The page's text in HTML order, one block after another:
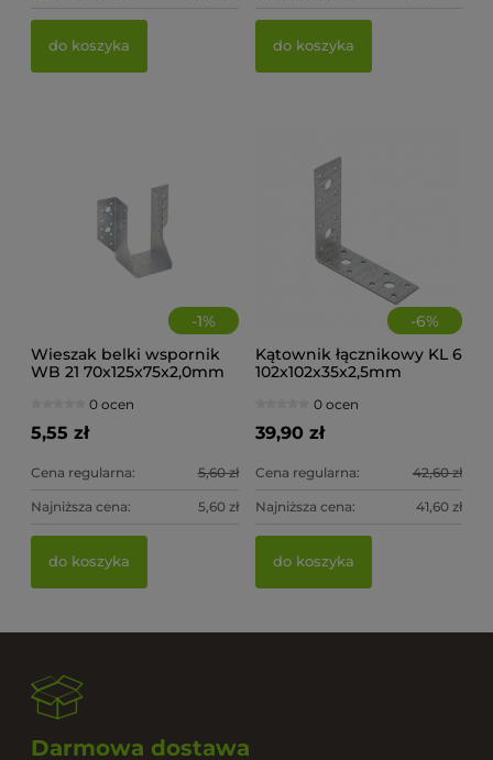
do koszyka do koszyka
-1%
Wieszak belki wspornik
WB 21 70x125x75x2,0mm
0 ocen
5,55 zł
Cena regularna: 5,60 zł
Najniższa cena: 5,60 zł
do koszyka
-6%
Kątownik łącznikowy KL 6
102x102x35x2,5mm
0 ocen
39,90 zł
Cena regularna: 42,60 zł
Najniższa cena: 41,60 zł
do koszyka
Wieszak belki wspornik WB 10 51x105x75x2,0mm
do koszyka
Darmowa dostawa